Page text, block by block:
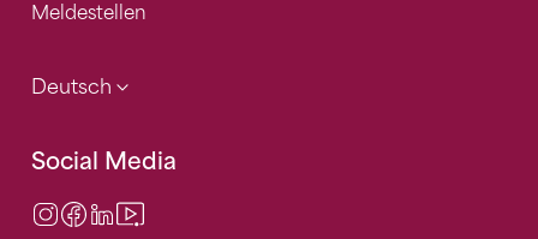
Meldestellen
Deutsch
Social Media
Instagram
Facebook
LinkedIn